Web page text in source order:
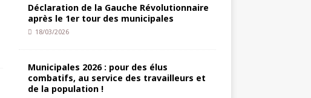
Déclaration de la Gauche Révolutionnaire
après le 1er tour des municipales
18/03/2026
Municipales 2026 : pour des élus
combatifs, au service des travailleurs et
de la population !